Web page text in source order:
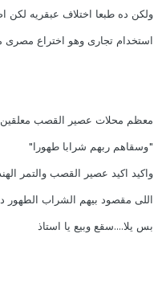
ولكن ده طبعا اختلاف عبقريه لكن
استخدام تجارى وهو اختراع مصرى
معظم محلات عصير القصب معلقين
"وسقاهم ربهم شرابا طهورا"
واكيد اكيد عصير القصب والتمر
اللى مقصود بيهم الشراب الطهور
بس يلا....سقع وبيع يا استاذ